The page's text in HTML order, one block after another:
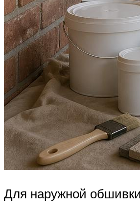
Для наружной